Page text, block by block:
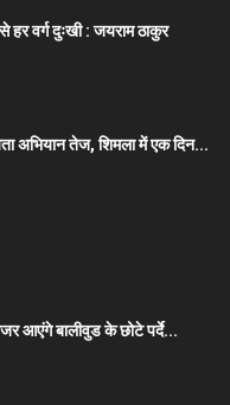
हर वर्ग दुःखी : जयराम ठाकुर
अभियान तेज, शिमला में एक दिन...
आएंगे बालीवुड के छोटे पर्दे...